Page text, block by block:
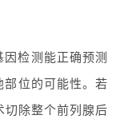
检测能正确预测
部位的可能性。若
切除整个前列腺后